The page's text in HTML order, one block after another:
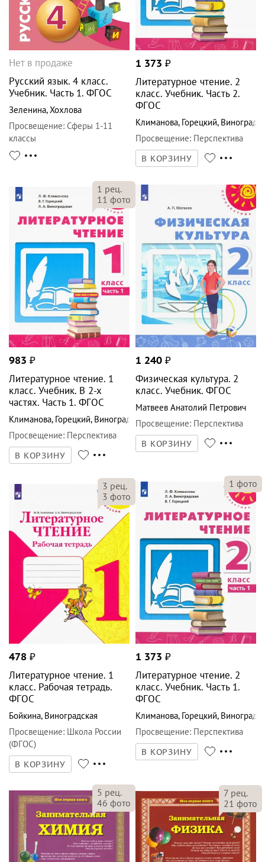
Нет в продаже
Русский язык. 4 класс.
Учебник. Часть 1. ФГОС
Зеленина,Хохлова
Просвещение: Сферы 1-11
классы
1 373 ₽
Литературное чтение. 2
класс. Учебник. Часть 2.
ФГОС
Климанова, Горецкий,
Просвещение: Перспектива
В КОРЗИНУ
1 рец.
11 фото
983 ₽
Литературное чтение. 1
класс. Учебник. В 2-х
частях. Часть 1. ФГОС
Климанова, Горецкий, Виноградская
Просвещение: Перспектива
В КОРЗИНУ
1 240 ₽
Физическая культура. 2
класс. Учебник. ФГОС
Матвеев Анатолий Петрович
Просвещение: Перспектива
В КОРЗИНУ
3 рец.
3 фото
478 ₽
Литературное чтение. 1
класс. Рабочая тетрадь.
ФГОС
Бойкина, Виноградская
Просвещение: Школа России
(ФГОС)
В КОРЗИНУ
1 фото
1 373 ₽
Литературное чтение. 2
класс. Учебник. Часть 1.
ФГОС
Климанова, Горецкий,
Просвещение: Перспектива
В КОРЗИНУ
5 рец.
46 фото
7 рец.
21 фото